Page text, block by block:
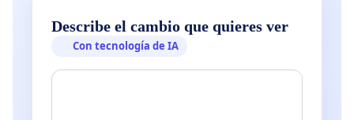
Describe el cambio que quieres ver
Con tecnología de IA